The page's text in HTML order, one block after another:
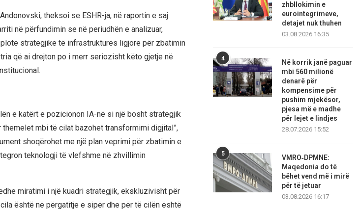
theksoi se ESHR-ja, në raportin e saj
në përfundimin se në periudhën e analizuar,
strategjike të infrastrukturës ligjore për zbatimin
që ai drejton po i merr seriozisht këto gjetje në
e katërt e pozicionon IA-në si një bosht strategjik
mbi të cilat bazohet transformimi digjital”,
shoqërohet me një plan veprimi për zbatimin e
teknologji të vlefshme në zhvillimin
miratimi i një kuadri strategjik, ekskluzivisht për
është në përgatitje e sipër dhe për të cilën është
zhbllokimin e
eurointegrimeve,
detajet nuk thuhen
03.08.2026 16:35
4
Në korrik janë paguar
mbi 560 milionë
denarë për
kompensime për
pushim mjekësor,
pjesa më e madhe
për lejet e lindjes
28.07.2026 15:52
5
VMRO‑DPMNE:
Maqedonia do të
bëhet vend më i mirë
për të jetuar
03.08.2026 16:17